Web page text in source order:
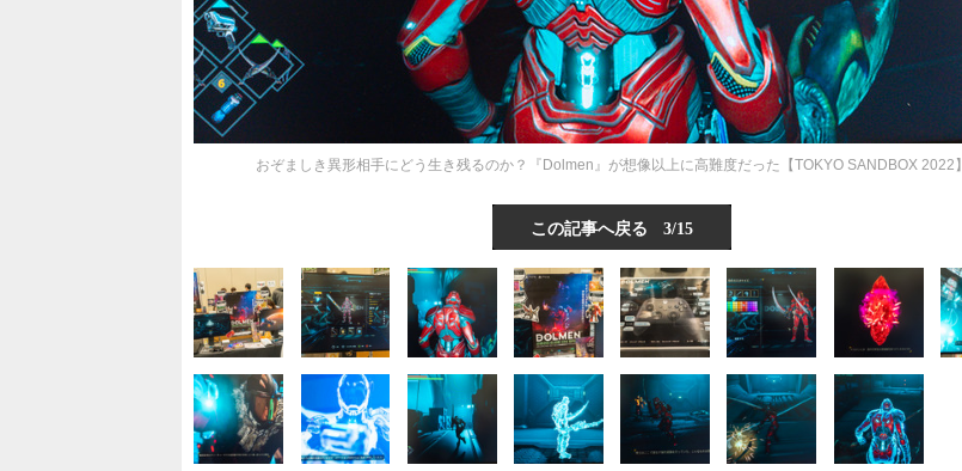
おぞましき異形相手にどう生き残るのか？『Dolmen』が想像以上に高難度だった【TOKYO SANDBOX 2022】
この記事へ戻る 3/15